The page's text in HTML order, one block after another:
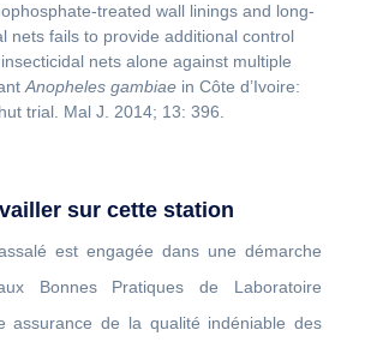
treated wall linings and long-
nets fails to provide additional control
nets alone against multiple
Anopheles gambiae in Côte d’Ivoire:
trial. Mal J. 2014; 13: 396.
sur cette station
est engagée dans une démarche
Bonnes Pratiques de Laboratoire
assurance de la qualité indéniable des